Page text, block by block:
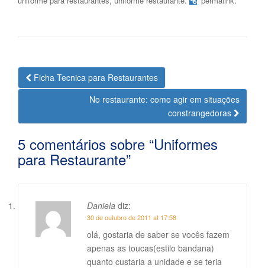
Navegação
da
Postagem
Ficha Tecnica para Restaurantes
No restaurante: como agir em situações
constrangedoras
5 comentários sobre “Uniformes
para Restaurante”
Daniela diz:
30 de outubro de 2011 at 17:58
olá, gostaria de saber se vocês fazem
apenas as toucas(estilo bandana)
quanto custaria a unidade e se teria